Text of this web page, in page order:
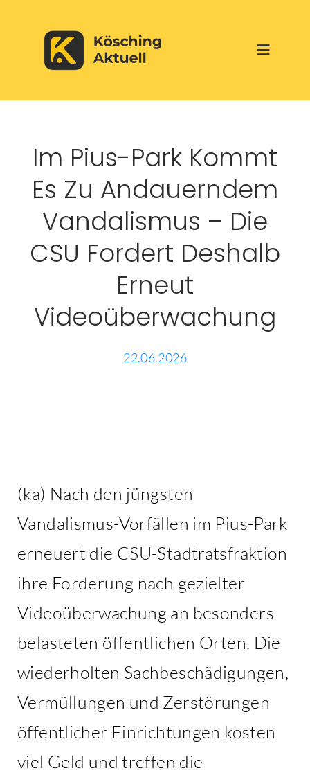
content
Toggle
Aktuelles
Über uns
Werbepartner
Im Pius-Park Kommt
Es Zu Andauerndem
Vandalismus – Die
CSU Fordert Deshalb
Erneut
Videoüberwachung
22.06.2026
(ka) Nach den jüngsten
Vandalismus-Vorfällen im Pius-Park
erneuert die CSU-Stadtratsfraktion
ihre Forderung nach gezielter
Videoüberwachung an besonders
belasteten öffentlichen Orten. Die
wiederholten Sachbeschädigungen,
Vermüllungen und Zerstörungen
öffentlicher Einrichtungen kosten
viel Geld und treffen die